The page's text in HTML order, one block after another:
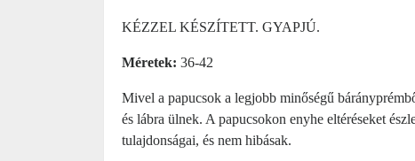
KÉZZEL KÉSZÍTETT. GYAPJÚ.
Méretek: 36-42
Mivel a papucsok a legjobb minőségű
és lábra ülnek. A papucsokon enyhe eltéréseket
tulajdonságai, és nem hibásak.